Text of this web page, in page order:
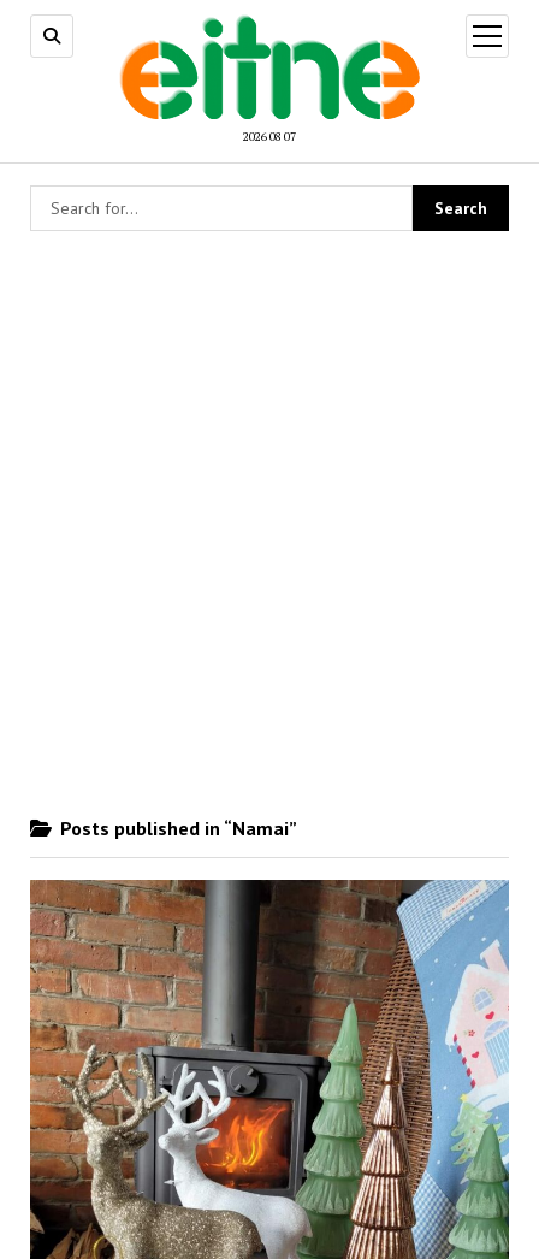
2026 08 07
open
menu
Posts published in “Namai”